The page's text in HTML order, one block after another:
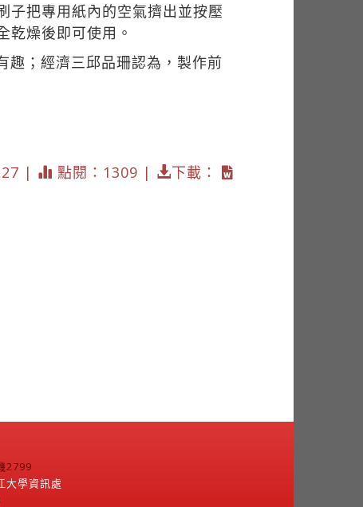
子把專用紙內的空氣擠出並按壓
乾燥後即可使用。
趣；經濟三邱品珊認為，製作前
| 點閱：1309 | 下載：
2799
大學資訊處